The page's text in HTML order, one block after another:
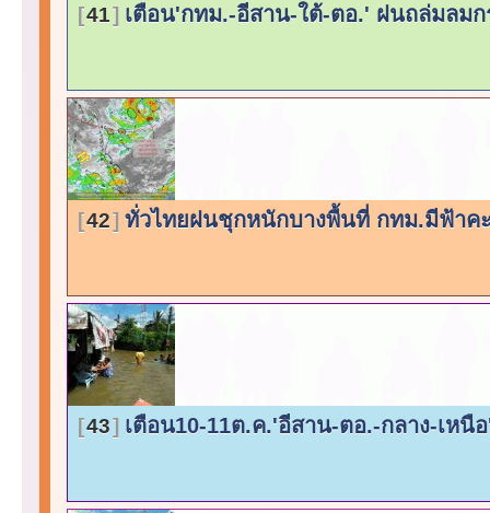
41 เตือน'กทม.-อีสาน-ใต้-ตอ.' ฝนถล่มลม
42 ทั่วไทยฝนชุกหนักบางพื้นที่ กทม.มีฟ้าค
43 เตือน10-11ต.ค.'อีสาน-ตอ.-กลาง-เห